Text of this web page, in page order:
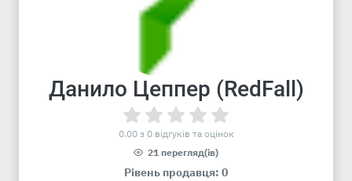
Данило Цеппер (RedFall)
0.00 з 0 відгуків та оцінок
21 перегляд(ів)
Рівень продавця: 0